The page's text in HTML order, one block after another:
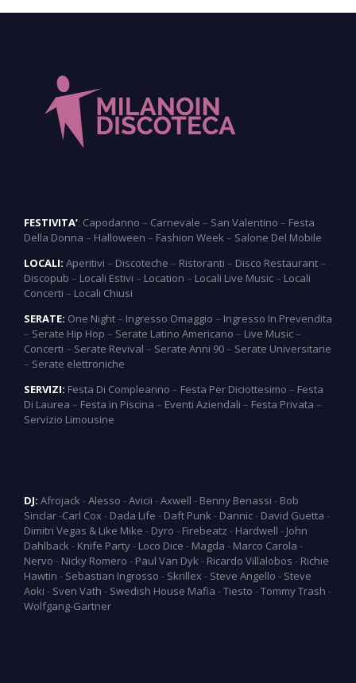
FESTIVITA’: Capodanno – Carnevale – San Valentino – Festa
Della Donna – Halloween – Fashion Week – Salone Del Mobile
LOCALI: Aperitivi – Discoteche – Ristoranti – Disco Restaurant–
Discopub – Locali Estivi – Location – Locali Live Music– Locali
Concerti – Locali Chiusi
SERATE: One Night– Ingresso Omaggio – Ingresso In Prevendita
– Serate Hip Hop – Serate Latino Americano – Live Music–
Concerti – Serate Revival – Serate Anni 90– Serate Universitarie
– Serate elettroniche
SERVIZI: Festa Di Compleanno – Festa Per Diciottesimo – Festa
Di Laurea – Festa in Piscina – Eventi Aziendali – Festa Privata –
Servizio Limousine
DJ: Afrojack -Alesso -Avicii -Axwell - Benny Benassi - Bob
Sinclar-Carl Cox - Dada Life - Daft Punk - Dannic- David Guetta -
Dimitri Vegas & Like Mike - Dyro - Firebeatz - Hardwell - John
Dahlback - Knife Party- Loco Dice - Magda - Marco Carola -
Nervo - Nicky Romero - Paul Van Dyk - Ricardo Villalobos - Richie
Hawtin - Sebastian Ingrosso - Skrillex - Steve Angello - Steve
Aoki - Sven Vath - Swedish House Mafia -Tiesto -Tommy Trash -
Wolfgang-Gartner